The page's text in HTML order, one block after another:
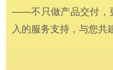
——不只做产品交付，
入的服务支持，与您共